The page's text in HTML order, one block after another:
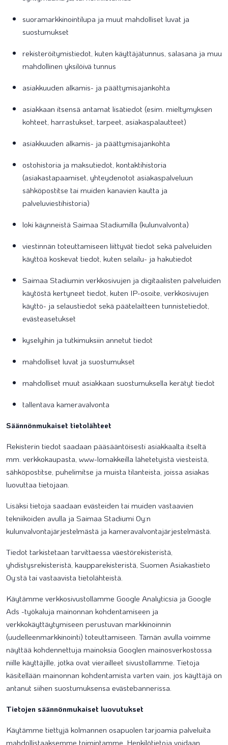
suoramarkkinointilupa ja muut mahdolliset luvat ja
suostumukset
rekisteröitymistiedot, kuten käyttäjätunnus, salasana ja muu
mahdollinen yksilöivä tunnus
asiakkuuden alkamis- ja päättymisajankohta
asiakkaan itsensä antamat lisätiedot (esim. mieltymyksen
kohteet, harrastukset, tarpeet, asiakaspalautteet)
asiakkuuden alkamis- ja päättymisajankohta
ostohistoria ja maksutiedot, kontaktihistoria
(asiakastapaamiset, yhteydenotot asiakaspalveluun
sähköpostitse tai muiden kanavien kautta ja
palveluviestihistoria)
loki käynneistä Saimaa Stadiumilla (kulunvalvonta)
viestinnän toteuttamiseen liittyvät tiedot sekä palveluiden
käyttöä koskevat tiedot, kuten selailu- ja hakutiedot
Saimaa Stadiumin verkkosivujen ja digitaalisten palveluiden
käytöstä kertyneet tiedot, kuten IP-osoite, verkkosivujen
käyttö- ja selaustiedot sekä päätelaitteen tunnistetiedot,
evästeasetukset
kyselyihin ja tutkimuksiin annetut tiedot
mahdolliset luvat ja suostumukset
mahdolliset muut asiakkaan suostumuksella kerätyt tiedot
tallentava kameravalvonta
Säännönmukaiset tietolähteet
Rekisterin tiedot saadaan pääsääntöisesti asiakkaalta itseltä
mm. verkkokaupasta, www-lomakkeilla lähetetyistä viesteistä,
sähköpostitse, puhelimitse ja muista tilanteista, joissa asiakas
luovuttaa tietojaan.
Lisäksi tietoja saadaan evästeiden tai muiden vastaavien
tekniikoiden avulla ja Saimaa Stadiumi Oy:n
kulunvalvontajärjestelmästä ja kameravalvontajärjestelmästä.
Tiedot tarkistetaan tarvittaessa väestörekisteristä,
yhdistysrekisteristä, kaupparekisteristä, Suomen Asiakastieto
Oy:stä tai vastaavista tietolähteistä.
Käytämme verkkosivustollamme Google Analyticsia ja Google
Ads -työkaluja mainonnan kohdentamiseen ja
verkkokäyttäytymiseen perustuvan markkinoinnin
(uudelleenmarkkinointi) toteuttamiseen. Tämän avulla voimme
näyttää kohdennettuja mainoksia Googlen mainosverkostossa
niille käyttäjille, jotka ovat vierailleet sivustollamme. Tietoja
käsitellään mainonnan kohdentamista varten vain, jos käyttäjä on
antanut siihen suostumuksensa evästebannerissa.
Tietojen säännönmukaiset luovutukset
Käytämme tiettyjä kolmannen osapuolen tarjoamia palveluita
mahdollistaaksemme toimintamme. Henkilötietoja voidaan